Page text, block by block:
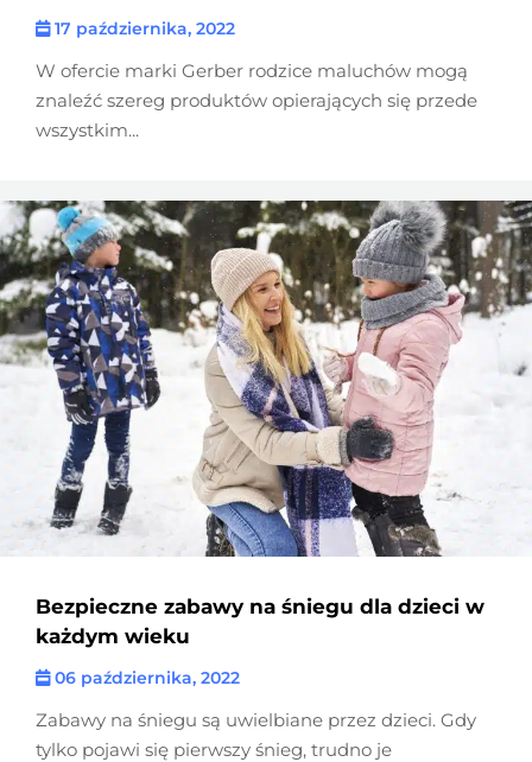
17 października, 2022
W ofercie marki Gerber rodzice maluchów mogą
znaleźć szereg produktów opierających się przede
wszystkim...
Bezpieczne zabawy na śniegu dla dzieci w
każdym wieku
06 października, 2022
Zabawy na śniegu są uwielbiane przez dzieci. Gdy
tylko pojawi się pierwszy śnieg, trudno je